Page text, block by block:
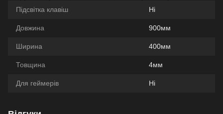
Підсвітка клавіш
Ні
Довжина 900мм
Ширина 400мм
Товщина 4мм
Для геймерів Ні